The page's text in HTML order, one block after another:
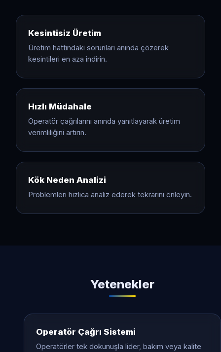
Kesintisiz Üretim
Üretim hattındaki sorunları anında çözerek
kesintileri en aza indirin.
Hızlı Müdahale
Operatör çağrılarını anında yanıtlayarak üretim
verimliliğini artırın.
Kök Neden Analizi
Problemleri hızlıca analiz ederek tekrarını önleyin.
Yetenekler
Operatör Çağrı Sistemi
Operatörler tek dokunuşla lider, bakım veya kalite